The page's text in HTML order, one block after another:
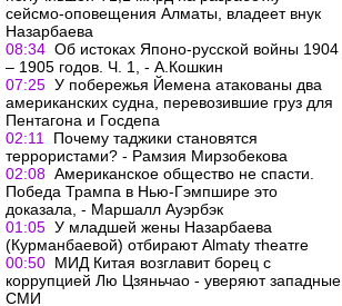
сейсмо-оповещения Алматы, владеет внук
Назарбаева
08:34 Об истоках Японо-русской войны 1904
– 1905 годов. Ч. 1, - А.Кошкин
07:25 У побережья Йемена атакованы два
американских судна, перевозившие груз для
Пентагона и Госдепа
02:11
Почему таджики становятся
террористами? - Рамзия Мирзобекова
02:08 Американское общество не спасти.
Победа Трампа в Нью-Гэмпшире это
доказала, - Маршалл Ауэрбэк
01:05 У младшей жены Назарбаева
(Курманбаевой) отбирают Almaty тheaтre
00:50 МИД Китая возглавит борец с
коррупцией Лю Цзяньчао - уверяют западные
СМИ